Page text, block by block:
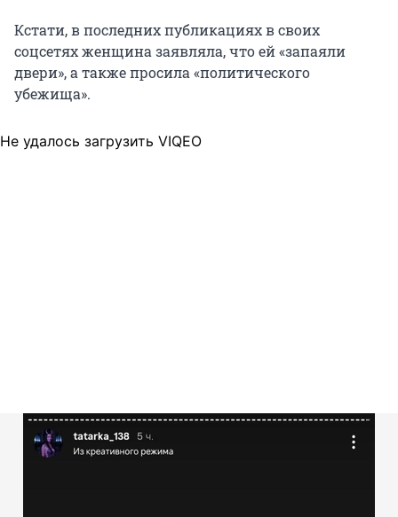
Кстати, в последних публикациях в своих
соцсетях женщина заявляла, что ей «запаяли
двери», а также просила «политического
убежища».
Не удалось загрузить VIQEO